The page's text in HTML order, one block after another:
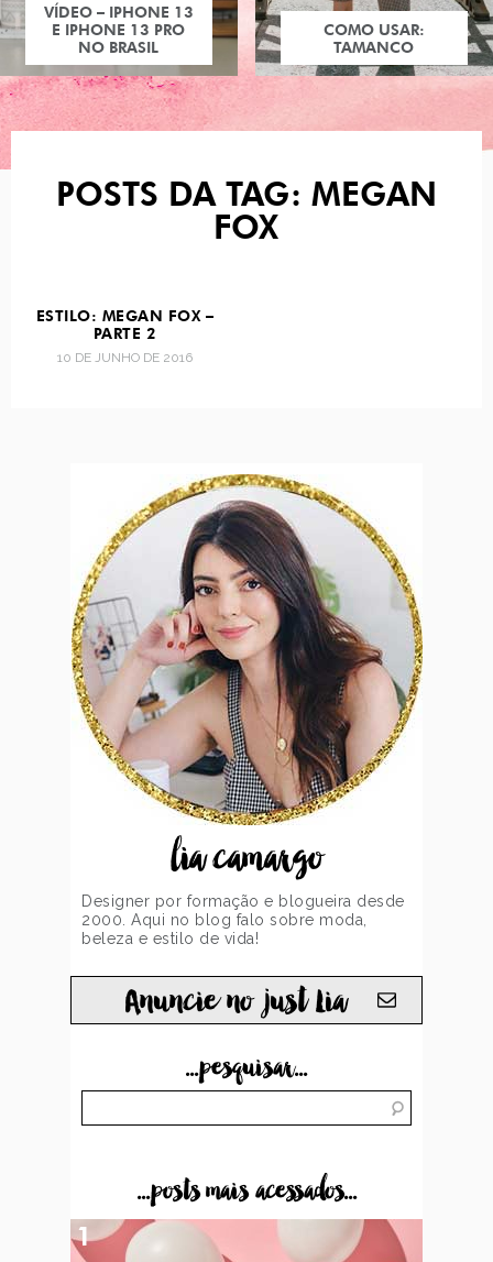
VÍDEO – IPHONE 13
E IPHONE 13 PRO
NO BRASIL
COMO USAR:
TAMANCO
POSTS DA TAG: MEGAN
FOX
ESTILO: MEGAN FOX –
PARTE 2
10 DE JUNHO DE 2016
lia camargo
Designer por formação e blogueira desde
2000. Aqui no blog falo sobre moda,
beleza e estilo de vida!
Anuncie no just Lia
...pesquisar...
...posts mais acessados...
1